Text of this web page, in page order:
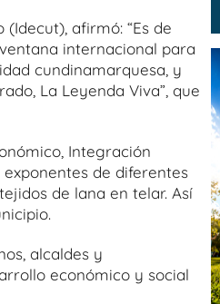
afirmó: “Es de
internacional para
cundinamarquesa, y
La Leyenda Viva”, que
Integración
de diferentes
de lana en telar. Así
alcaldes y
económico y social